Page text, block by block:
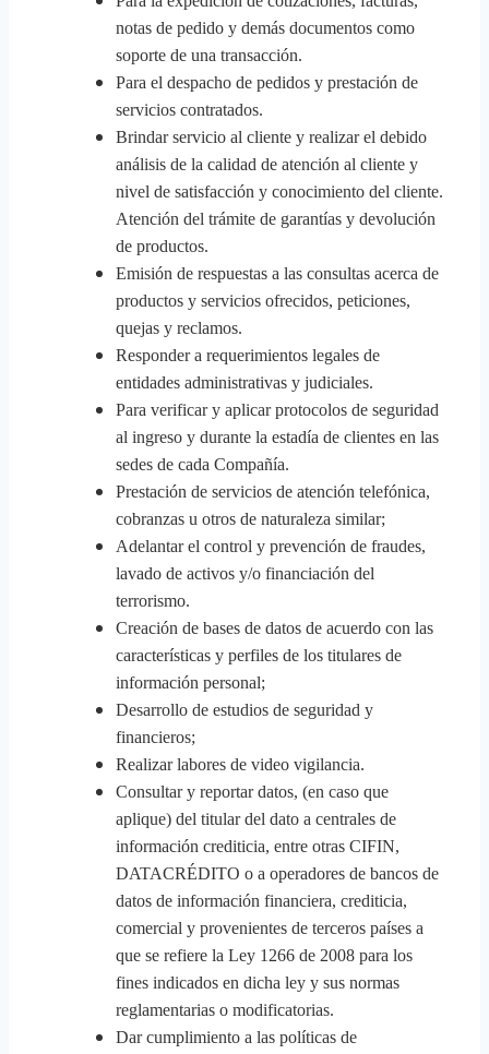
notas de pedido y demás documentos como
soporte de una transacción.
Para el despacho de pedidos y prestación de
servicios contratados.
Brindar servicio al cliente y realizar el debido
análisis de la calidad de atención al cliente y
nivel de satisfacción y conocimiento del cliente.
Atención del trámite de garantías y devolución
de productos.
Emisión de respuestas a las consultas acerca de
productos y servicios ofrecidos, peticiones,
quejas y reclamos.
Responder a requerimientos legales de
entidades administrativas y judiciales.
Para verificar y aplicar protocolos de seguridad
al ingreso y durante la estadía de clientes en las
sedes de cada Compañía.
Prestación de servicios de atención telefónica,
cobranzas u otros de naturaleza similar;
Adelantar el control y prevención de fraudes,
lavado de activos y/o financiación del
terrorismo.
Creación de bases de datos de acuerdo con las
características y perfiles de los titulares de
información personal;
Desarrollo de estudios de seguridad y
financieros;
Realizar labores de video vigilancia.
Consultar y reportar datos, (en caso que
aplique) del titular del dato a centrales de
información crediticia, entre otras CIFIN,
DATACRÉDITO o a operadores de bancos de
datos de información financiera, crediticia,
comercial y provenientes de terceros países a
que se refiere la Ley 1266 de 2008 para los
fines indicados en dicha ley y sus normas
reglamentarias o modificatorias.
Dar cumplimiento a las políticas de